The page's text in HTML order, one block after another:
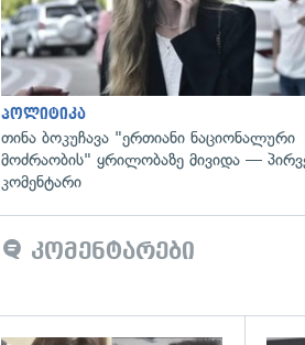
პოლიტიკა
თინა ბოკუჩავა "ერთიანი ნაციონალური
მოძრაობის" ყრილობაზე მივიდა —
კომენტარი
კომენტარები